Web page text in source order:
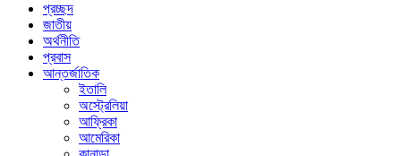
প্রচ্ছদ
জাতীয়
অর্থনীতি
প্রবাস
আন্তর্জাতিক
ইতালি
অস্ট্রেলিয়া
আফ্রিকা
আমেরিকা